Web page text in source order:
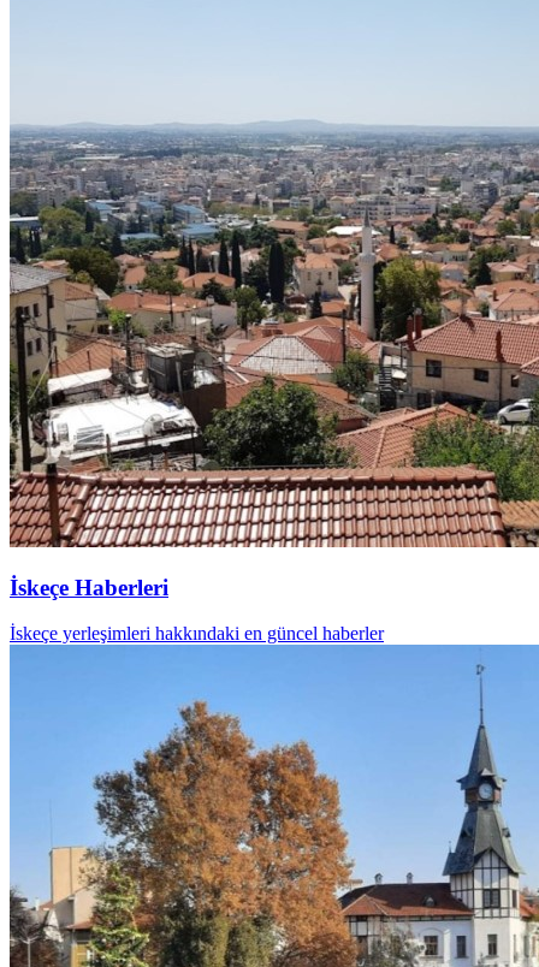
İskeçe Haberleri
İskeçe yerleşimleri hakkındaki en güncel haberler